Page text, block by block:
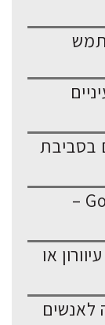
בסביבת
יישומון (אפליקציית) Google Lens –
או
לאנשים